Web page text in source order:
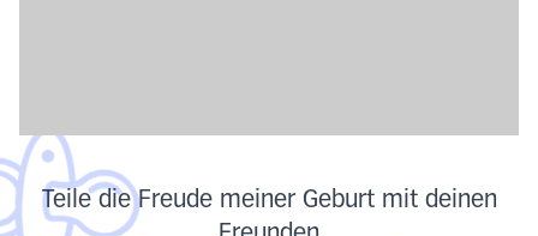
Teile die Freude meiner Geburt mit deinen